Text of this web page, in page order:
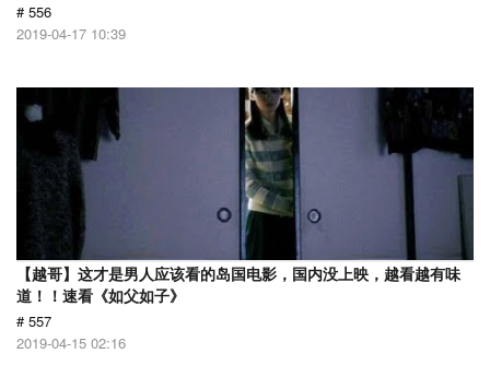
# 556
2019-04-17 10:39
【越哥】这才是男人应该看的岛国电影，国内没上映，越看越有味
道！！速看《如父如子》
# 557
2019-04-15 02:16